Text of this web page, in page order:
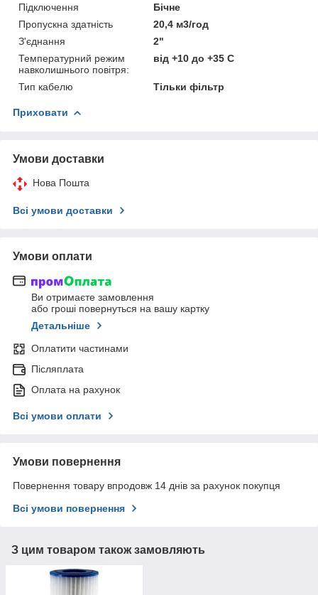
Підключення
Бічне
Пропускна здатність
20,4 м3/год
З'єднання
2"
Температурний режим
навколишнього повітря:
від +10 до +35 С
Тип кабелю Тільки фільтр
Приховати
Умови доставки
Нова Пошта
Всі умови доставки
Умови оплати
Ви отримаєте замовлення
або гроші повернуться на вашу картку
Детальніше
Оплатити частинами
Післяплата
Оплата на рахунок
Всі умови оплати
Умови повернення
Повернення товару впродовж 14 днів за рахунок покупця
Всі умови повернення
З цим товаром також замовляють